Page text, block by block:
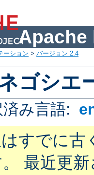
Apache
ーション > バージョン 2.4
ゴシエ
み言語:
すでに古
最近更